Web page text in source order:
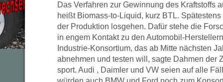
Das Verfahren zur Gewinnung des Kraftstoffs
heißt Biomass-to-Liquid, kurz BTL.
der Produktion losgehen. Dafür stehe die
in engem Kontakt zu den Automobil-
Industrie-Konsortium, das ab Mitte nächsten
abnehmen und testen will, sagte Dahmen der
sport. Audi , Daimler und VW seien auf alle